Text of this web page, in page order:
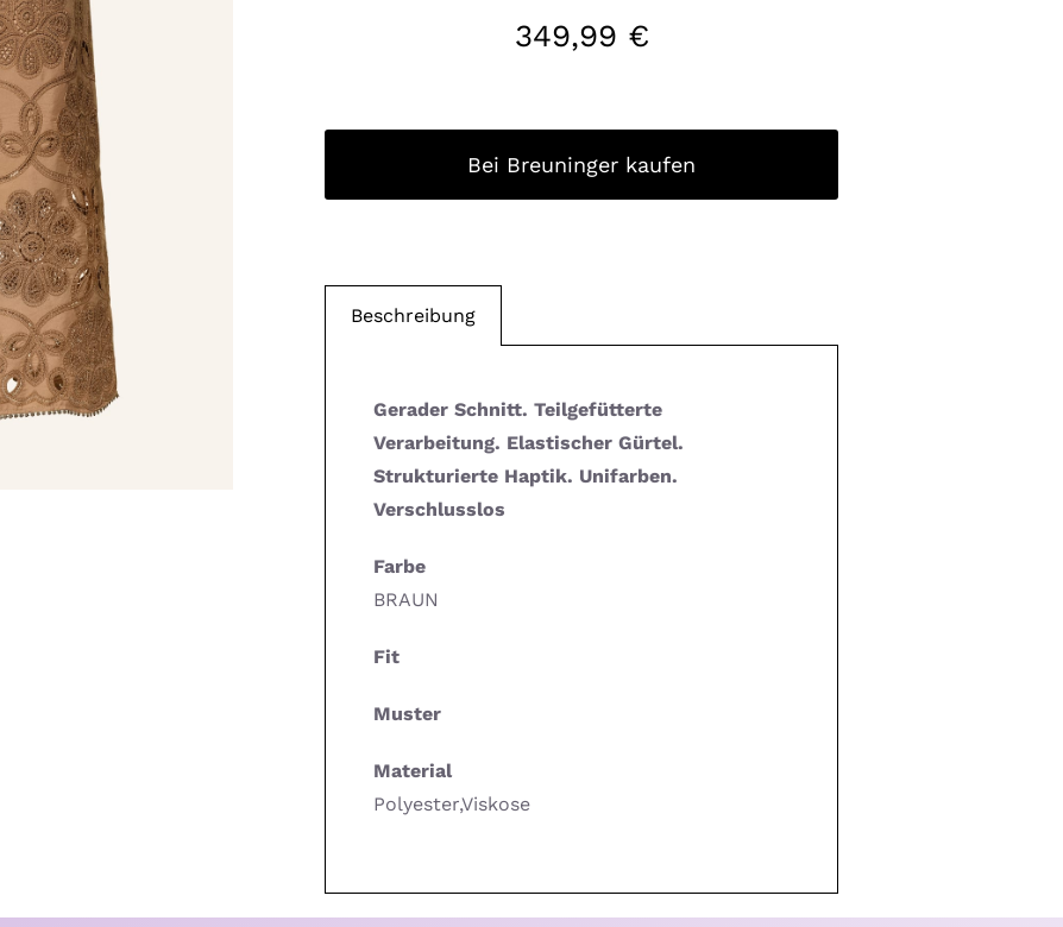
349,99 €
Bei Breuninger kaufen
Beschreibung
Gerader Schnitt. Teilgefütterte
Verarbeitung. Elastischer Gürtel.
Strukturierte Haptik. Unifarben.
Verschlusslos
Farbe
BRAUN
Fit
Muster
Material
Polyester,Viskose